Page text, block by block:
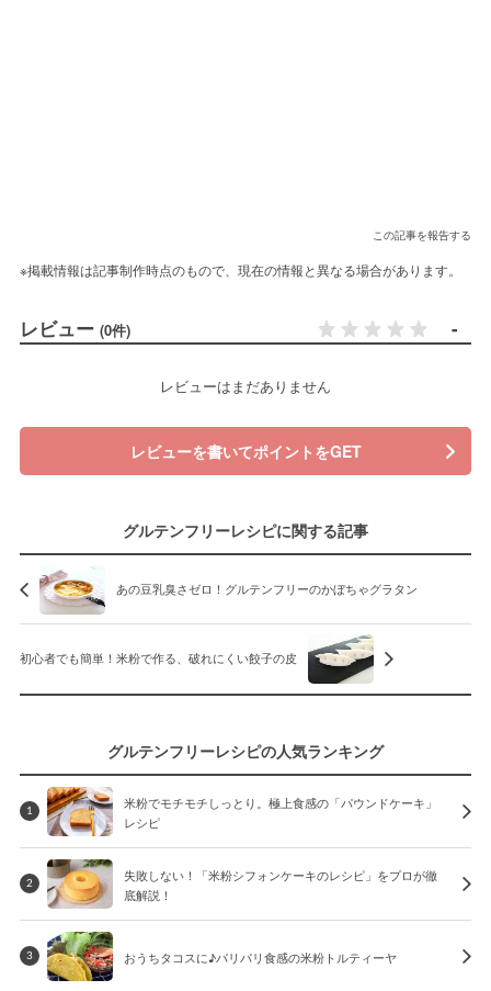
この記事を報告する
※掲載情報は記事制作時点のもので、現在の情報と異なる場合があります。
レビュー (0件) -
レビューはまだありません
レビューを書いてポイントをGET
グルテンフリーレシピに関する記事
あの豆乳臭さゼロ！グルテンフリーのかぼちゃグラタン
初心者でも簡単！米粉で作る、破れにくい餃子の皮
グルテンフリーレシピの人気ランキング
1
米粉でモチモチしっとり。極上食感の「パウンドケーキ」
レシピ
2
失敗しない！「米粉シフォンケーキのレシピ」をプロが徹
底解説！
3 おうちタコスに♪パリパリ食感の米粉トルティーヤ